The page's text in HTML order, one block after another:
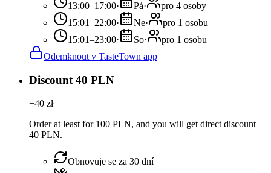
13:00–17:00· Pá·
pro 4 osoby
15:01–22:00· Ne·
pro 1 osobu
15:01–23:00· So·
pro 1 osobu
Odemknout v TasteTown app
Discount 40 PLN
−40 zł
Order at least for 100 PLN, and you will get direct discount
40 PLN.
Obnovuje se za 30 dní